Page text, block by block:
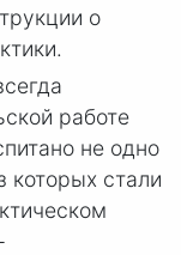
о
работе
не одно
которых стали